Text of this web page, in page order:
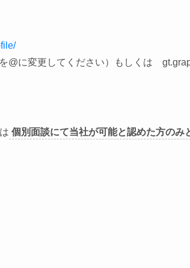
@に変更してください） もしくは
個別面談にて当社が可能と認めた方のみ